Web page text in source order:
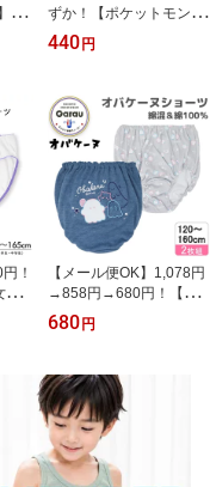
キ
13
ずか！【ポケットモンス
ター】【女の子】パット
入りタンクトップ 総
混】 女子 女児 ガール ト
ップス 140 150 160 165
440 円
！
の
【メール便OK】1,078円
→858円→680円！【ク
ラックス・オバケーヌ】
【綿100%・綿混】キッ
2枚組 総柄/ワンポイン
ト 120〜160cm ジュ
ニアショーツ 女児ショー
ツ パンツ 女児 キッズ 下
着 女の子 120 130 140 1
50 160
680 円